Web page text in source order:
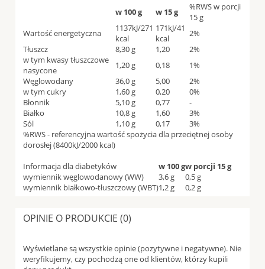
w 100 g w 15 g
%RWS w porcji
15 g
Wartość energetyczna
1137kJ/271
kcal
171kJ/41
kcal
2%
Tłuszcz
8,30 g 1,20
2%
w tym kwasy tłuszczowe
nasycone
1,20 g 0,18
1%
Węglowodany
36,0 g 5,00
2%
w tym cukry
1,60 g 0,20
0%
Błonnik
5,10 g 0,77
-
Białko
10,8 g 1,60
3%
Sól
1,10 g 0,17
3%
%RWS - referencyjna wartość spożycia dla przeciętnej osoby
dorosłej (8400kJ/2000 kcal)
Informacja dla diabetyków
w 100 gw porcji 15 g
wymiennik węglowodanowy (WW)
3,6 g
0,5 g
wymiennik białkowo-tłuszczowy (WBT)1,2 g 0,2 g
OPINIE O PRODUKCIE (0)
Wyświetlane są wszystkie opinie (pozytywne i negatywne). Nie
weryfikujemy, czy pochodzą one od klientów, którzy kupili